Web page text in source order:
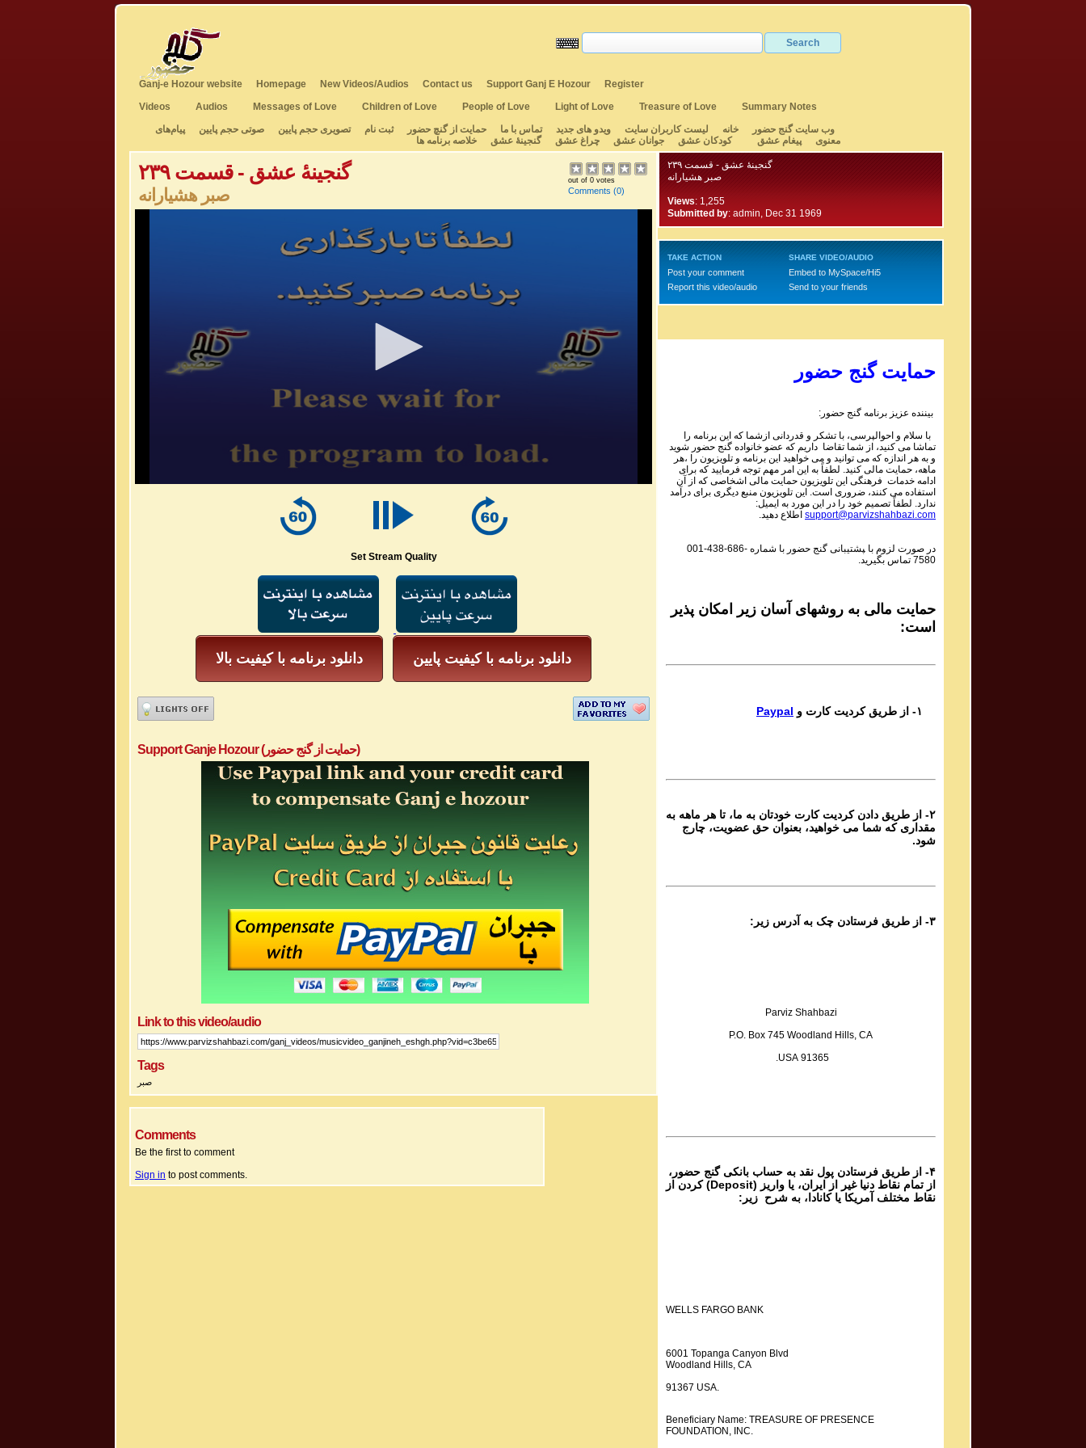
Ganj-e Hozour website Homepage New Videos/Audios Contact us Support Ganj E Hozour
Register
Videos
Audios Messages of Love Children of Love People of Love Light of Love Treasure of Love
Summary Notes
وب سایت گنج حضور
خانه لیست کاربران سایت ویدو های جدید تماس با ما حمایت از گنچ حضور ثبت نام تصویری حجم پایین صوتی حجم پایین
پیام‌های
معنوی
پیغام عشق کودکان عشق جوانان عشق چراغ عشق گنجینهٔ عشق خلاصه برنامه ها
گنجینهٔ عشق - قسمت ۲۳۹
صبر هشیارانه
out of 0 votes
Comments (0)
Set Stream Quality
دانلود برنامه با کیفیت بالا دانلود برنامه با کیفیت پایین
Support Ganje Hozour (حمایت از گنج حضور)
Link to this video/audio
Tags
صبر
Comments
Be the first to comment
Sign in to post comments.
گنجینهٔ عشق - قسمت ۲۳۹
صبر هشیارانه
Views: 1,255
Submitted by: admin, Dec 31 1969
TAKE ACTION
Post your comment
Report this video/audio
SHARE VIDEO/AUDIO
Embed to MySpace/Hi5
Send to your friends
حمایت گنج حضور
بیننده عزیز برنامه گنج حضور:
با سلام و احوالپرسی، با تشکر و قدردانی ازشما که این برنامه را
تماشا می کنید، از شما تقاضا داریم که عضو خانواده گنج حضور شوید
و به هر اندازه که می توانید و می خواهید این برنامه و تلویزیون را ،هر
ماهه، حمایت مالی کنید. لطفاً به این امر مهم توجه فرمایید که برای
ادامه خدمات فرهنگی این تلویزیون حمایت مالی اشخاصی که از آن
استفاده می کنند، ضروری است. این تلویزیون منبع دیگری برای درآمد
ندارد. لطفاً تصمیم خود را در این مورد به ایمیل:
support@parvizshahbazi.com اطلاع دهید.
در صورت لزوم با ‍پشتیبانی گنج حضور با شماره 001-438-686-
7580 تماس بگیرید.
حمایت مالی به روشهای آسان زیر امکان پذیر
است:
Paypal
۲- از طریق دادن کردیت کارت خودتان به ما، تا هر ماهه به
مقداری که شما می خواهید، بعنوان حق عضویت، چارج
شود.
۳- از طریق فرستادن چک به آدرس زیر:
Parviz Shahbazi
P.O. Box 745 Woodland Hills, CA
91365 USA.
۴- از طریق فرستادن پول نقد به حساب بانکی گنج حضور،
از تمام نقاط دنیا غیر از ایران، یا واریز (Deposit) کردن از
نقاط مختلف آمریکا یا کانادا، به شرح زیر:
WELLS FARGO BANK
6001 Topanga Canyon Blvd
Woodland Hills, CA
91367 USA.
Beneficiary Name: TREASURE OF PRESENCE
FOUNDATION, INC.